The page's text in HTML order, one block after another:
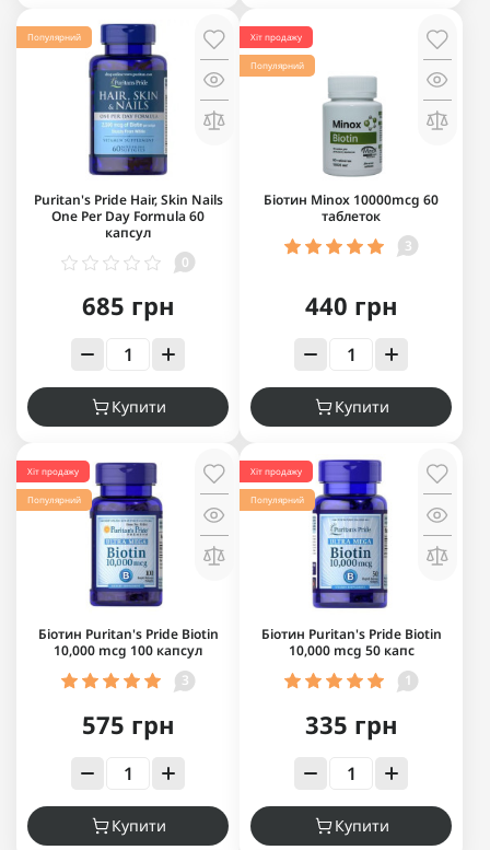
Популярний
Puritan's Pride Hair, Skin Nails
One Per Day Formula 60
капсул
0
685 грн
Купити
Хіт продажу
Популярний
Біотин Minox 10000mcg 60
таблеток
3
440 грн
Купити
Хіт продажу
Популярний
Біотин Puritan's Pride Biotin
10,000 mcg 100 капсул
3
575 грн
Купити
Хіт продажу
Популярний
Біотин Puritan's Pride Biotin
10,000 mcg 50 капс
1
335 грн
Купити